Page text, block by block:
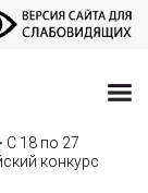
С 18 по 27
конкурс